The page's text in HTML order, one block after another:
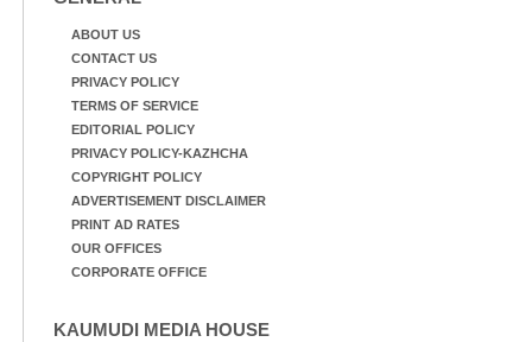
ABOUT US
CONTACT US
PRIVACY POLICY
TERMS OF SERVICE
EDITORIAL POLICY
PRIVACY POLICY-KAZHCHA
COPYRIGHT POLICY
ADVERTISEMENT DISCLAIMER
PRINT AD RATES
OUR OFFICES
CORPORATE OFFICE
KAUMUDI MEDIA HOUSE